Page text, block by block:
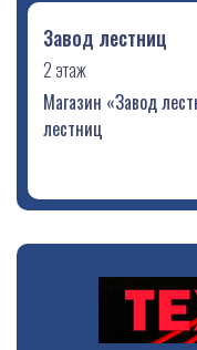
Завод лестниц
2 этаж
Магазин «Завод
лестниц